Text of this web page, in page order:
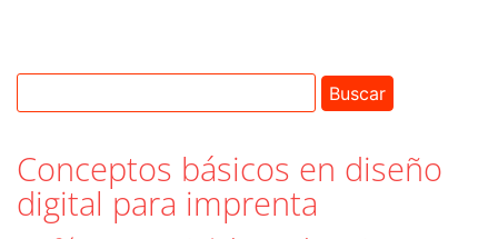
Conceptos básicos en diseño
digital para imprenta